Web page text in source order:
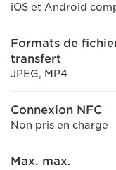
iOS et Android
Formats de
transfert
JPEG, MP4
Connexion NFC
Non pris en charge
Max. max.